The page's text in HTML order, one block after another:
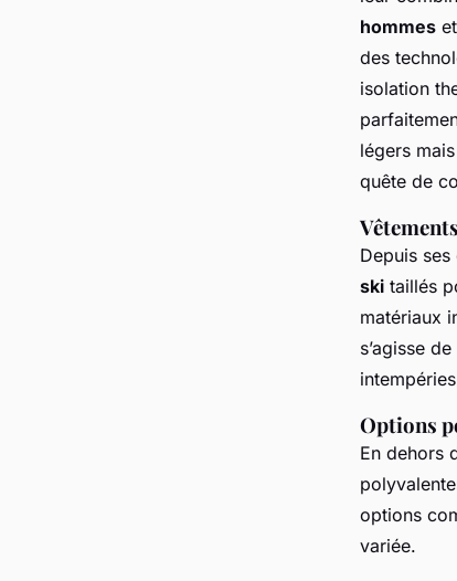
hommes
des
isolation
légers
quête de
Depuis
ski taillés
matériaux
s’agisse
Options
En dehors
options
variée.